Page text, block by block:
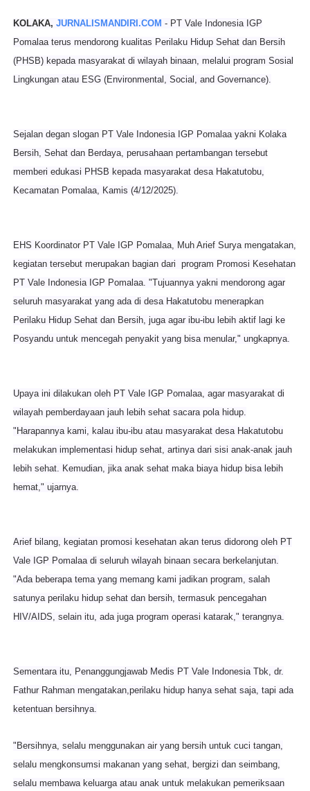
KOLAKA, JURNALISMANDIRI.COM - PT Vale Indonesia IGP
Pomalaa terus mendorong kualitas Perilaku Hidup Sehat dan Bersih
(PHSB) kepada masyarakat di wilayah binaan, melalui program Sosial
Lingkungan atau ESG (Environmental, Social, and Governance).
Sejalan degan slogan PT Vale Indonesia IGP Pomalaa yakni Kolaka
Bersih, Sehat dan Berdaya, perusahaan pertambangan tersebut
memberi edukasi PHSB kepada masyarakat desa Hakatutobu,
Kecamatan Pomalaa, Kamis (4/12/2025).
EHS Koordinator PT Vale IGP Pomalaa, Muh Arief Surya mengatakan,
kegiatan tersebut merupakan bagian dari program Promosi Kesehatan
PT Vale I ndonesia IGP Pomalaa. "Tujuannya yakni mendorong agar
seluruh masyarakat yang ada di desa Hakatutobu menerapkan
Perilaku Hidup Sehat dan Bersih, juga agar ibu-ibu lebih aktif lagi ke
Posyandu untuk mencegah penyakit yang bisa menular," ungkapnya.
Upaya ini dilakukan oleh PT Vale IGP Pomalaa, agar masyarakat di
wilayah pemberdayaan jauh lebih sehat sacara pola hidup.
"Harapannya kami, kalau ibu-ibu atau masyarakat desa Hakatutobu
melakukan implementasi hidup sehat, artinya dari sisi anak-anak jauh
lebih sehat. Kemudian, jika anak sehat maka biaya hidup bisa lebih
hemat," ujarnya.
Arief bilang, kegiatan promosi kesehatan akan terus didorong oleh PT
Vale IGP Pomalaa di seluruh wilayah binaan secara berkelanjutan.
"Ada beberapa tema yang memang kami jadikan program, salah
satunya perilaku hidup sehat dan bersih, termasuk pencegahan
HIV/AIDS, selain itu, ada juga program operasi katarak," terangnya.
Sementara itu, Penanggungjawab Medis PT Vale Indonesia Tbk, dr.
Fathur Rahman mengatakan,perilaku hidup hanya sehat saja, tapi ada
ketentuan bersihnya.
"Bersihnya, selalu menggunakan air yang bersih untuk cuci tangan,
selalu mengkonsumsi makanan yang sehat, bergizi dan seimbang,
selalu membawa keluarga atau anak untuk melakukan pemeriksaan